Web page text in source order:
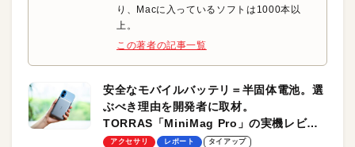
り、Macに入っているソフトは1000本以
上。
この著者の記事一覧
安全なモバイルバッテリ＝半固体電池。選
ぶべき理由を開発者に取材。
TORRAS「MiniMag Pro」の実機レビュ
ーも
アクセサリ レポート タイアップ